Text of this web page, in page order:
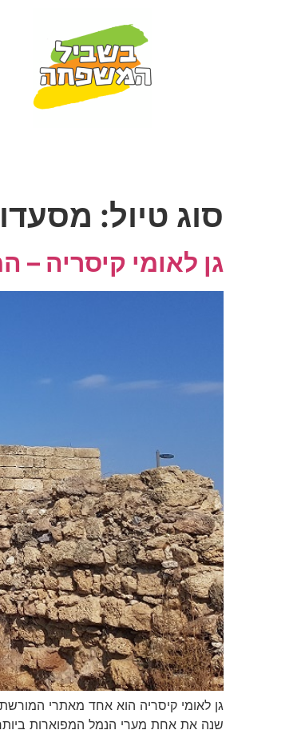
סוג טיול:
גן לאומי קיסריה
שנה את אחת מערי הנמל המפוארות ביותר